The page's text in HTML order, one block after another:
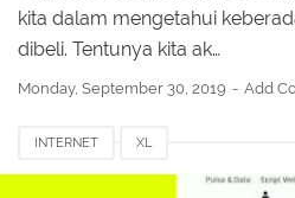
kita dalam mengetahui
dibeli. Tentunya kita ak…
Monday, September 30, 2019 Add
INTERNET XL